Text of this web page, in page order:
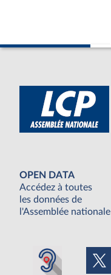
OPEN DATA
Accédez à toutes
les données de
l'Assemblée nationale